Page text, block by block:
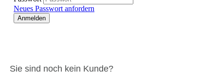
Sie sind noch kein Kunde?